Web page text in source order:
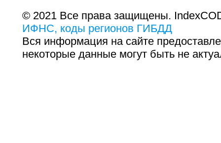
© 2021 Все права защищены.
ИФНС, коды регионов ГИБДД
Вся информация на сайте
некоторые данные могут быть не